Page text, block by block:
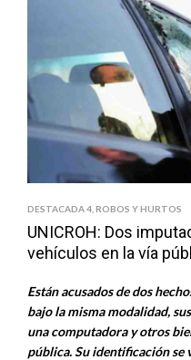
DESTACADA 4 ROBOS Y HURTOS
UNICROH: Dos
vehículos en la vía
Están acusados de dos
bajo la misma modalidad,
una computadora y otros
pública. Su identificación